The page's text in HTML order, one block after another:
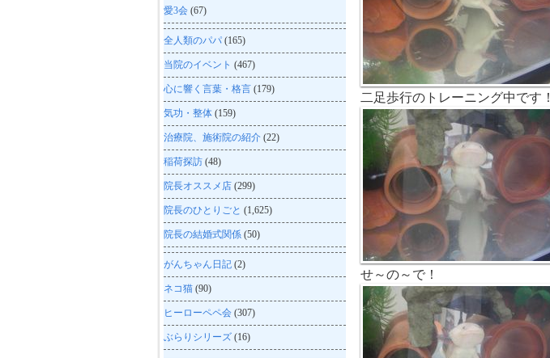
二足歩行のトレーニング中です！
せ～の～で！
愛3会 (67)
全人類のパパ (165)
当院のイベント (467)
心に響く言葉・格言 (179)
気功・整体 (159)
治療院、施術院の紹介 (22)
稲荷探訪 (48)
院長オススメ店 (299)
院長のひとりごと (1,625)
院長の結婚式関係 (50)
がんちゃん日記 (2)
ネコ猫 (90)
ヒーローペペ会 (307)
ぶらりシリーズ (16)